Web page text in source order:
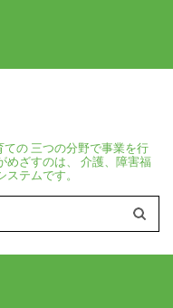
の 三つの分野で事業を行
めざすのは、 介護、障害福
テムです。